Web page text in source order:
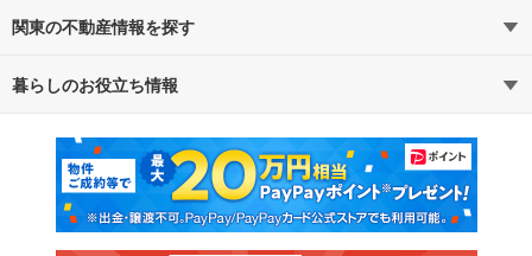
関東の不動産情報を探す
不動産・住宅
新築マンション 中古マンション
新築一戸建て 中古一戸建て
暮らしのお役立ち情報
マンションカタログ 教えて！住まいの先生